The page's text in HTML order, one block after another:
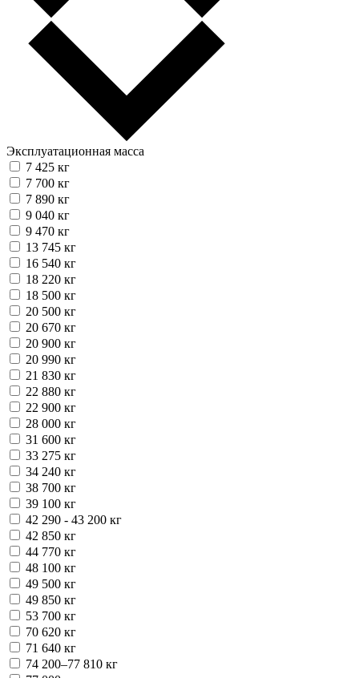
Эксплуатационная масса
7 425 кг
7 700 кг
7 890 кг
9 040 кг
9 470 кг
13 745 кг
16 540 кг
18 220 кг
18 500 кг
20 500 кг
20 670 кг
20 900 кг
20 990 кг
21 830 кг
22 880 кг
22 900 кг
28 000 кг
31 600 кг
33 275 кг
34 240 кг
38 700 кг
39 100 кг
42 290 - 43 200 кг
42 850 кг
44 770 кг
48 100 кг
49 500 кг
49 850 кг
53 700 кг
70 620 кг
71 640 кг
74 200–77 810 кг